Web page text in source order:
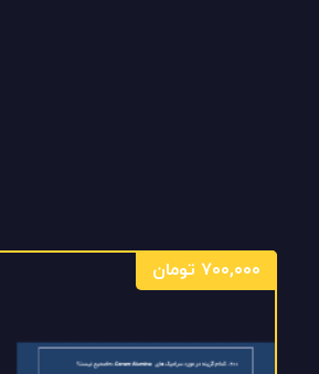
۷۰۰,۰۰۰ تومان